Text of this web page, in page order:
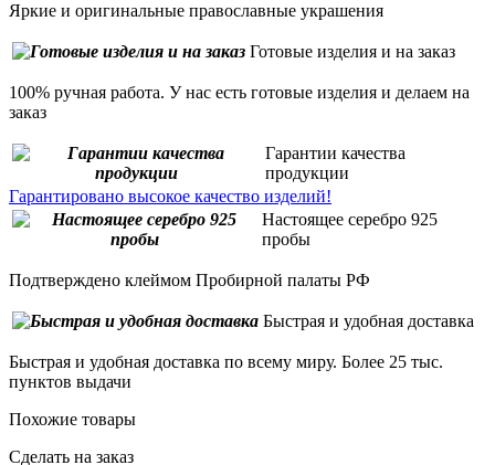
Яркие и оригинальные православные украшения
Готовые изделия и на заказ
100% ручная работа. У нас есть готовые изделия и делаем на
заказ
Гарантии качества
продукции
Гарантировано высокое качество изделий!
Настоящее серебро 925
пробы
Подтверждено клеймом Пробирной палаты РФ
Быстрая и удобная доставка
Быстрая и удобная доставка по всему миру. Более 25 тыс.
пунктов выдачи
Похожие товары
Сделать на заказ